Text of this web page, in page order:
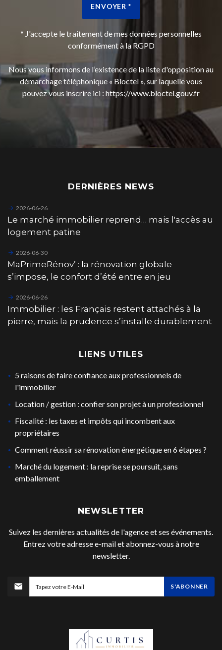
ENVOYER *
* J'accepte le traitement de mes données personnelles
conformément à la RGPD
Nous vous informons de l’existence de la liste d'opposition au
démarchage téléphonique « Bloctel », sur laquelle vous
pouvez vous inscrire ici : https://www.bloctel.gouv.fr
DERNIÈRES NEWS
2026-06-26
Le marché immobilier reprend… mais l'accès au
logement patine
2026-06-30
MaPrimeRénov’ : la rénovation globale
s’impose, le confort d’été entre en jeu
2026-06-26
Immobilier : les Français restent attachés à la
pierre, mais la prudence s’installe durablement
LIENS UTILES
5 raisons de faire confiance aux professionnels de
l'immobilier
Location / gestion : confier son projet à un professionnel
Fiscalité : les taxes et impôts qui incombent aux
propriétaires
Comment réussir sa rénovation énergétique en 6 étapes ?
Marché du logement : la reprise se poursuit, sans
emballement
NEWSLETTER
Suivez les dernières actualités de l'agence et ses événements.
Entrez votre adresse e-mail et abonnez-vous à notre
newsletter.
S'ABONNER